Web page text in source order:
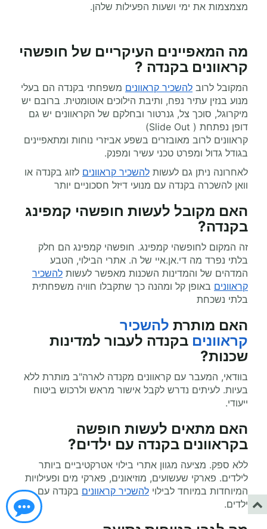
מצמצמות את ימי ושעות הפעילות שלהן.
מה המאפיינים העיקריים של חופשהי
קראוונים בקנדה ?
המקובל לרוב להשכיר קראוונים משפחתי בקנדה הם בעלי
מנוע בנזין עתיר נפח, ותיבת הילוכים אוטומטית. ברובם יש
מיקרוגל, סוכך צל, גנרטור ובחלקם של הקראוונים יש גם
דופן נפתחת ( Slide Out)
קראוונים לרוב מאובזרים בשפע אביזרי נוחות ומתאפיינים
בגודל גדול ומפרט טכני עשיר ומפנק.
לאחרונה ניתן גם לעשות להשכיר קראוונים לזוג בקנדה או
וואן להשכרה בקנדה עם מנועי דיזל חסכוניים יותר
האם מקובל לעשות חופשהי קמפינג
בקנדה?
זה המקום לחופשהי קמפינג. חופשהי קמפינג הם חלק
בלתי נפרד מה די.אן.איי של ה. אתרי הבילוי, הטבע
המדהים של והמדינות השכנות מאפשר לעשות להשכיר
קראוונים באופן קל ומהנה כך שתקבלו חוויה משפחתית
בלתי נשכחת
האם מותרת להשכיר
קראוונים בקנדה לעבור למדינות
שכנות?
בוודאי, המעבר עם קראוונים מקנדה לארה"ב מותרת ללא
בעיות. לעיתים נדרש לקבל אישור מראש ולרכוש ביטוח
ייעודי.
האם מתאים לעשות חופשה
בקראוונים בקנדה עם ילדים?
ללא ספק. מציעה מגוון אתרי בילוי אטרקטיביים ביותר
לילדים. פארקי שעשועים, מוזיאונים, פארקי מים ופעילויות
המיוחדות במיוחד לבילוי להשכיר קראוונים בקנדה עם
ילדים.